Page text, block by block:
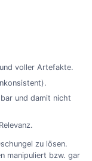
voller Artefakte.
und damit nicht
zu lösen.
manipuliert bzw. gar